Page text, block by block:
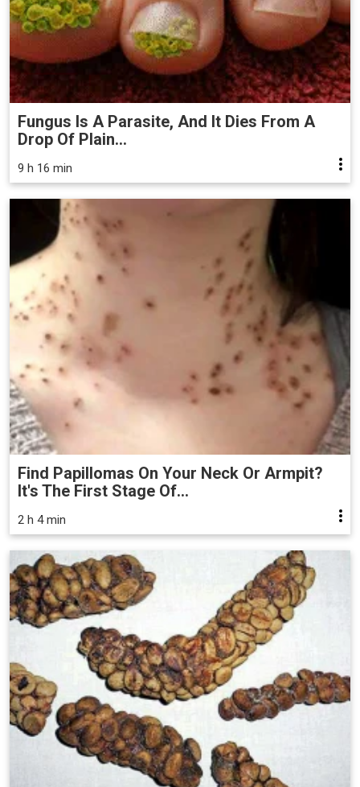
Fungus Is A Parasite, And It Dies From A
Drop Of Plain...
9 h 16 min
Find Papillomas On Your Neck Or Armpit?
It's The First Stage Of...
2 h 4 min